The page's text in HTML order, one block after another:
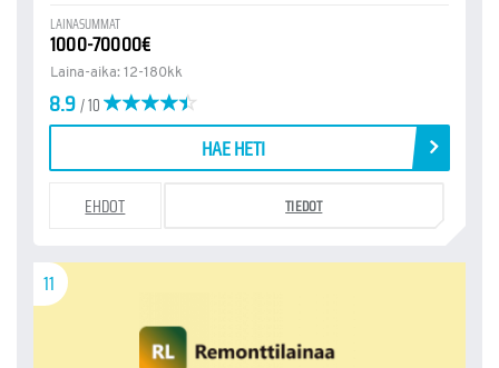
LAINASUMMAT
1000-70000€
Laina-aika: 12-180kk
8.9/ 10
HAE HETI
EHDOT TIEDOT
11